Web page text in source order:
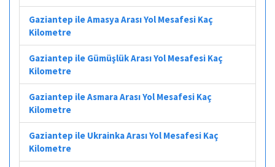
Gaziantep ile Amasya Arası Yol Mesafesi Kaç
Kilometre
Gaziantep ile Gümüşlük Arası Yol Mesafesi Kaç
Kilometre
Gaziantep ile Asmara Arası Yol Mesafesi Kaç
Kilometre
Gaziantep ile Ukrainka Arası Yol Mesafesi Kaç
Kilometre